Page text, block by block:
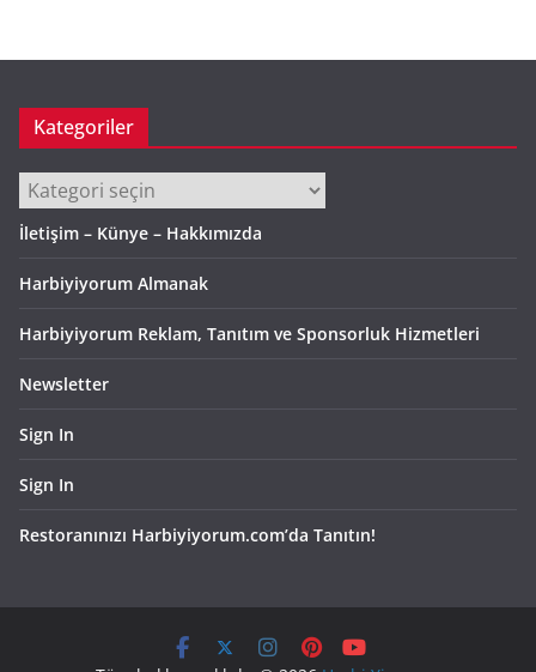
Kategoriler
Kategoriler
İletişim – Künye – Hakkımızda
Harbiyiyorum Almanak
Harbiyiyorum Reklam, Tanıtım ve Sponsorluk Hizmetleri
Newsletter
Sign In
Sign In
Restoranınızı Harbiyiyorum.com’da Tanıtın!